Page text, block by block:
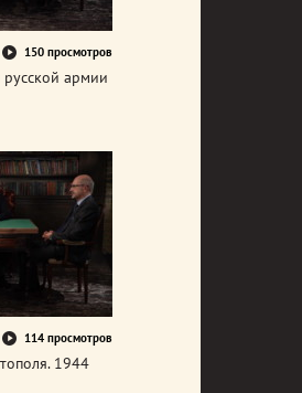
150 просмотров
армии
114 просмотров
1944